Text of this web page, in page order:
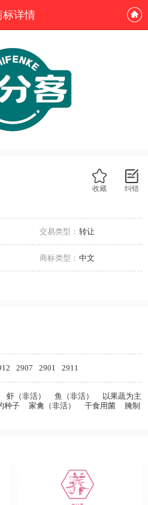
标详情
纠错
收藏
交易类型： 转让
商标类型： 中文
2907 2901 2911
虾（非活） 鱼（非活）
以果蔬为主
种子 家禽（非活） 干食用菌
腌制